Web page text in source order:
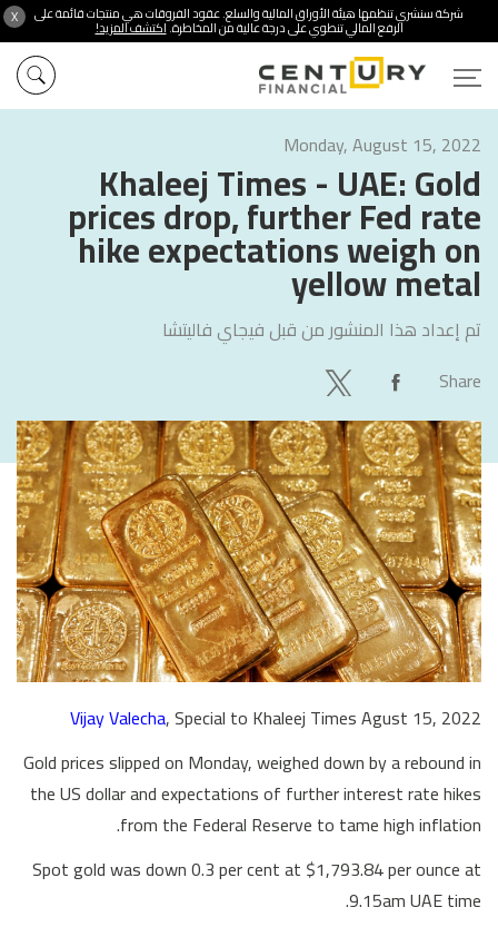
X شركة سنشري تنظمها هيئة الأوراق المالية والسلع. عقود الفروقات هي منتجات قائمة على
الرفع المالي تنطوي على درجة عالية من المخاطرة.اكتشف المزيد!
Monday, August 15, 2022
Khaleej Times - UAE: Gold
prices drop, further Fed rate
hike expectations weigh on
yellow metal
تم إعداد هذا المنشور من قبل فيجاي فاليتشا
Share
Vijay Valecha, Special to Khaleej Times Agust 15, 2022
Gold prices slipped on Monday, weighed down by a rebound in
the US dollar and expectations of further interest rate hikes
from the Federal Reserve to tame high inflation.
Spot gold was down 0.3 per cent at $1,793.84 per ounce at
9.15am UAE time.